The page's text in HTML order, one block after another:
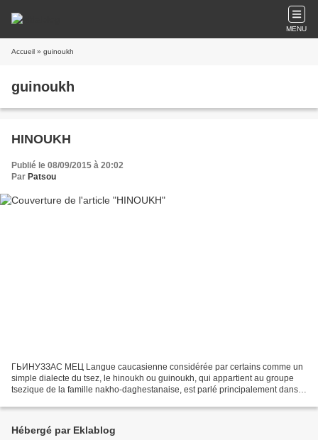
MENU
Accueil » guinoukh
guinoukh
HINOUKH
Publié le 08/09/2015 à 20:02
Par Patsou
ГЬИНУЗЗАС МЕЦ Langue caucasienne considérée par certains comme un
simple dialecte du tsez, le hinoukh ou guinoukh, qui appartient au groupe
tsezique de la famille nakho-daghestanaise, est parlé principalement dans
Hébergé par Eklablog